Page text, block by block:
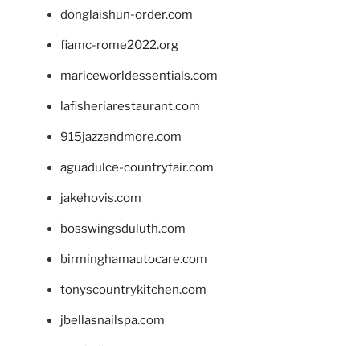
donglaishun-order.com
fiamc-rome2022.org
mariceworldessentials.com
lafisheriarestaurant.com
915jazzandmore.com
aguadulce-countryfair.com
jakehovis.com
bosswingsduluth.com
birminghamautocare.com
tonyscountrykitchen.com
jbellasnailspa.com